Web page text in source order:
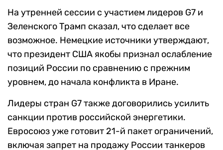
На утренней сессии с участием лидеров G7 и
Зеленского Трамп сказал, что сделает все
возможное. Немецкие источники утверждают,
что президент США якобы признал ослабление
позиций России по сравнению с прежним
уровнем, до начала конфликта в Иране.
Лидеры стран G7 также договорились усилить
санкции против российской энергетики.
Евросоюз уже готовит 21-й пакет ограничений,
включая запрет на продажу России танкеров